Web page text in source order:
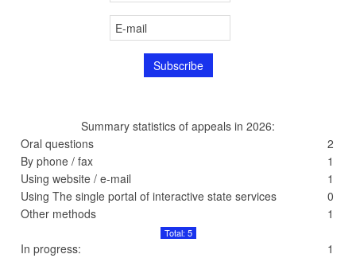
Summary statistics of appeals in 2026:
Oral questions
2
By phone / fax
1
Using website / e-mail
1
Using The single portal of interactive state services
0
Other methods
1
Total: 5
In progress: 1